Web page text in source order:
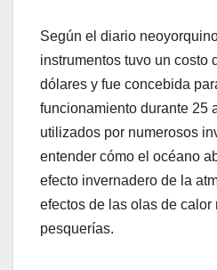
Según el diario
instrumentos tuvo un costo
dólares y fue concebida
funcionamiento durante 25
utilizados por numerosos
entender cómo el océano
efecto invernadero de la
efectos de las olas de calor
pesquerías.